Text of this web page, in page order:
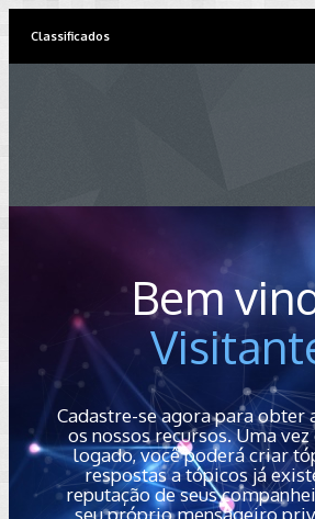
Classificados
Bem
Cadastre-se agora para obter
os nossos recursos. Uma
logado, você poderá criar
respostas a tópicos já
reputação de seus
seu próprio mensageiro